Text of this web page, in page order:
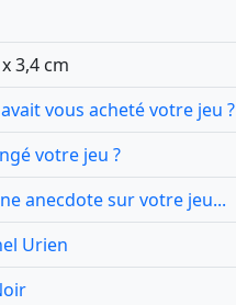
3,4 cm
vous acheté votre jeu ?
votre jeu ?
anecdote sur votre jeu...
Urien